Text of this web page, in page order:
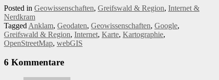
Posted in Geowissenschaften, Greifswald & Region, Internet &
Nerdkram
TaggedAnklam, Geodaten, Geowissenschaften, Google,
Greifswald & Region, Internet, Karte, Kartographie,
OpenStreetMap, webGIS
6 Kommentare